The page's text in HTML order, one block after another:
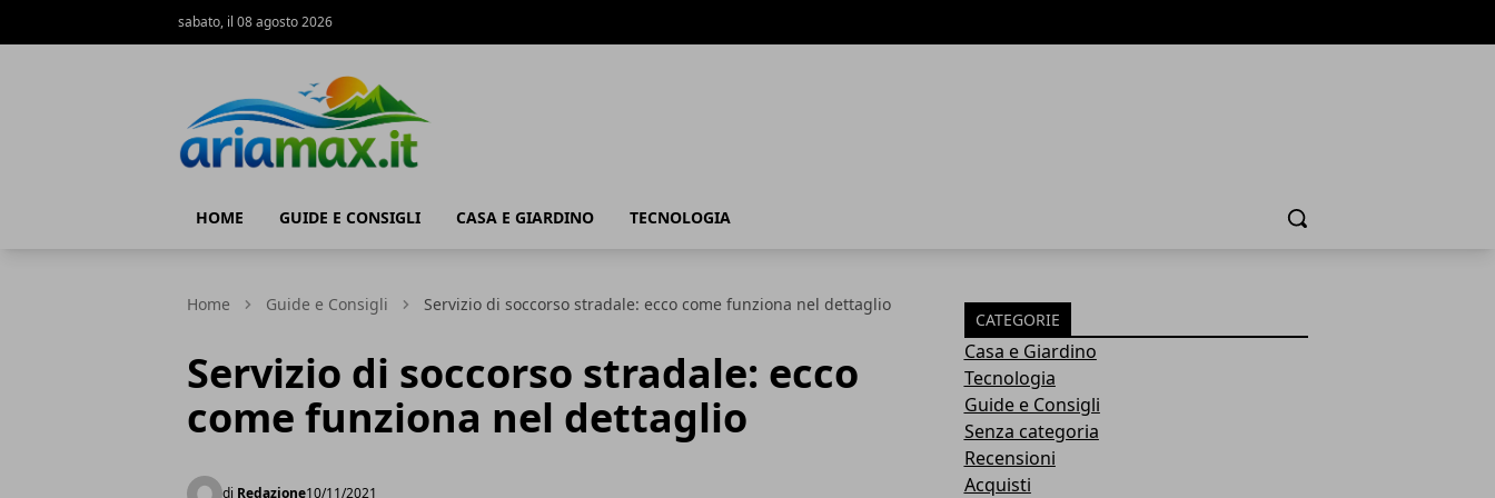
sabato, il 08 agosto 2026
HOME GUIDE E CONSIGLI CASA E GIARDINO TECNOLOGIA Cerca
Home Guide e Consigli Servizio di soccorso stradale: ecco come funziona nel dettaglio
Servizio di soccorso stradale: ecco
come funziona nel dettaglio
di Redazione10/11/2021
CATEGORIE
Casa e Giardino
Tecnologia
Guide e Consigli
Senza categoria
Recensioni
Acquisti